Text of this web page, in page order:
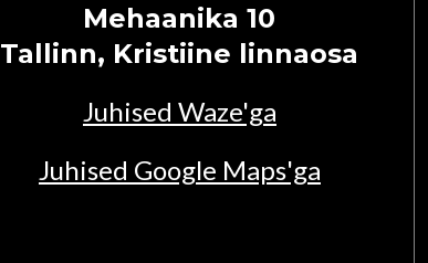
Mehaanika 10
Tallinn, Kristiine linnaosa
Juhised Waze'ga
Juhised Google Maps'ga